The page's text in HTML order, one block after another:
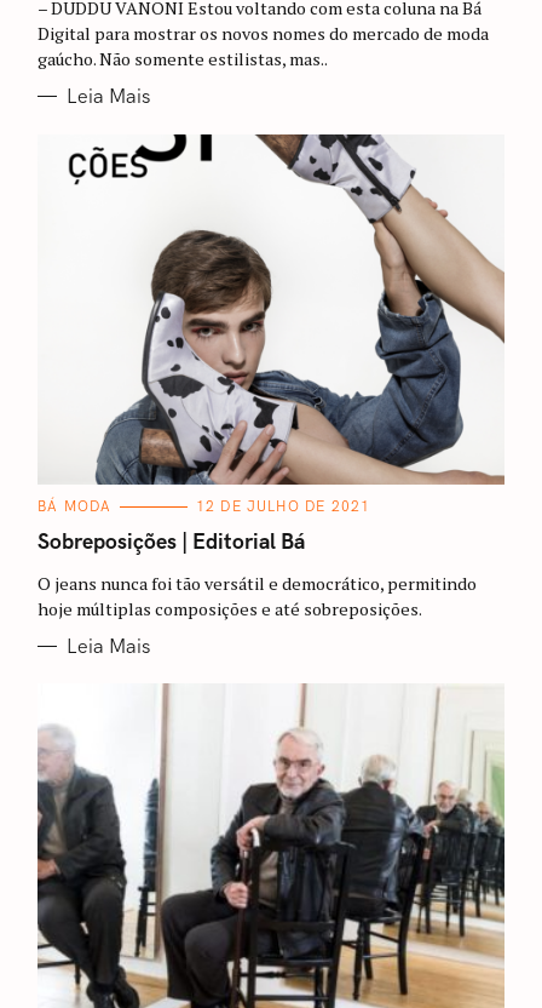
O
R
I
A
S
– DUDDU VANONI Estou voltando com esta coluna na Bá
Digital para mostrar os novos nomes do mercado de moda
gaúcho. Não somente estilistas, mas..
Leia Mais
C
T
E
O
R
I
S
BÁ MODA 12 DE JULHO DE 2021
Sobreposições | Editorial Bá
O jeans nunca foi tão versátil e democrático, permitindo
hoje múltiplas composições e até sobreposições.
Leia Mais